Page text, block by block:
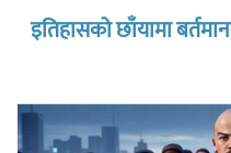
इतिहासको छाँयामा